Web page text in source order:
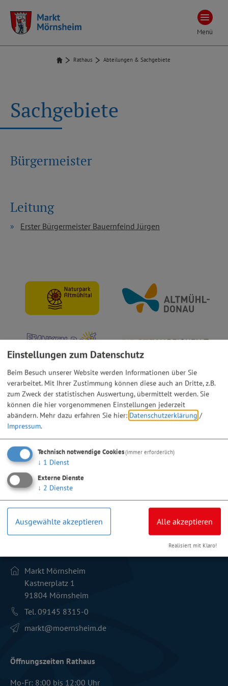
Menü
Rathaus Abteilungen & Sachgebiete
Sachgebiete
Bürgermeister
Leitung
Erster Bürgermeister Bauernfeind Jürgen
Markt Mörnsheim
Kastnerplatz 1
91804 Mörnsheim
Tel. 09145 8315-0
markt­@moernsheim.de
Öffnungszeiten Rathaus
Mo-Fr: 8:00 bis 12:00 Uhr
Einstellungen zum Datenschutz
Beim Besuch unserer Website werden Informationen über Sie
verarbeitet. Mit Ihrer Zustimmung können diese auch an Dritte, z.B.
zum Zweck der statistischen Auswertung, übermittelt werden. Sie
können die hier vorgenommenen Einstellungen jederzeit
abändern. Mehr dazu erfahren Sie hier: Datenschutzerklärung /
Impressum.
Technisch notwendige Cookies(immer erforderlich)
↓ 1 Dienst
Externe Dienste
↓ 2 Dienste
Ausgewählte akzeptieren Alle akzeptieren
Realisiert mit Klaro!